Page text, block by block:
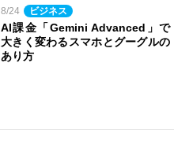
8/24 ビジネス
AI課金「Gemini Advanced」で
大きく変わるスマホとグーグルの
あり方